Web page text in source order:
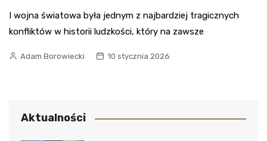
I wojna światowa była jednym z najbardziej tragicznych
konfliktów w historii ludzkości, który na zawsze
Adam Borowiecki 10 stycznia 2026
Aktualności